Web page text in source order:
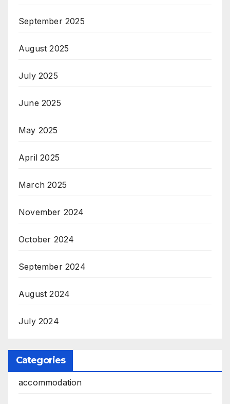
September 2025
August 2025
July 2025
June 2025
May 2025
April 2025
March 2025
November 2024
October 2024
September 2024
August 2024
July 2024
Categories
accommodation